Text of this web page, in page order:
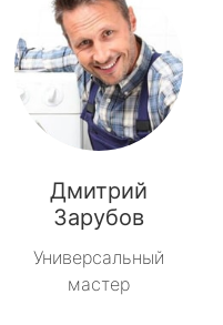
Дмитрий
Зарубов
Универсальный
мастер